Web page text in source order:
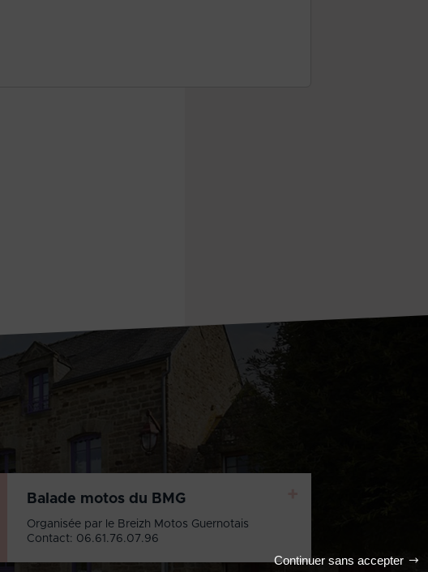
Continuer sans accepter
Balade motos du BMG
Organisée par le Breizh Motos Guernotais
Contact: 06.61.76.07.96